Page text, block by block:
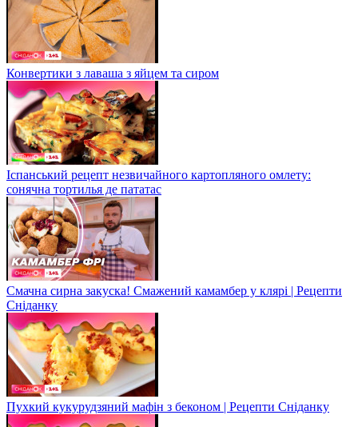
Конвертики з лаваша з яйцем та сиром
Іспанський рецепт незвичайного картопляного омлету:
сонячна тортилья де пататас
Смачна сирна закуска! Смажений камамбер у клярі | Рецепти
Сніданку
Пухкий кукурудзяний мафін з беконом | Рецепти Сніданку